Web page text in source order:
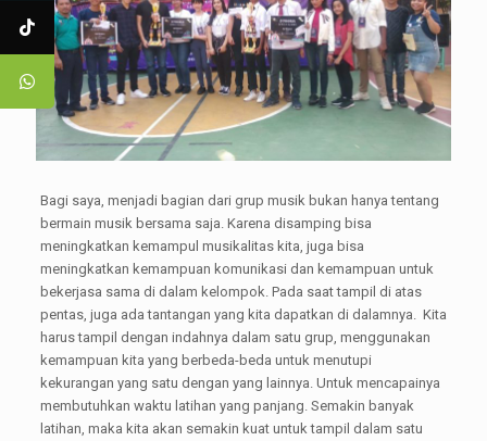
Bagi saya, menjadi bagian dari grup musik bukan hanya tentang
bermain musik bersama saja. Karena disamping bisa
meningkatkan kemampul musikalitas kita, juga bisa
meningkatkan kemampuan komunikasi dan kemampuan untuk
bekerjasa sama di dalam kelompok. Pada saat tampil di atas
pentas, juga ada tantangan yang kita dapatkan di dalamnya. Kita
harus tampil dengan indahnya dalam satu grup, menggunakan
kemampuan kita yang berbeda-beda untuk menutupi
kekurangan yang satu dengan yang lainnya. Untuk mencapainya
membutuhkan waktu latihan yang panjang. Semakin banyak
latihan, maka kita akan semakin kuat untuk tampil dalam satu